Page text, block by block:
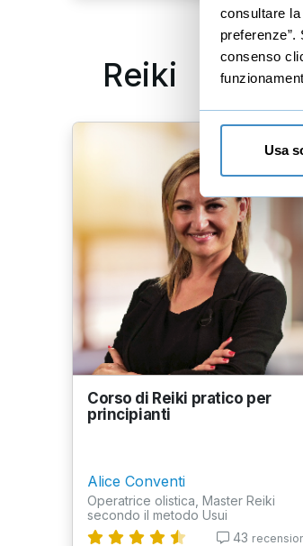
consultare
consenso
Usa
Reiki
Corso di Reiki pratico per
principianti
Alice Conventi
Operatrice olistica, Master Reiki
secondo il metodo Usui
43